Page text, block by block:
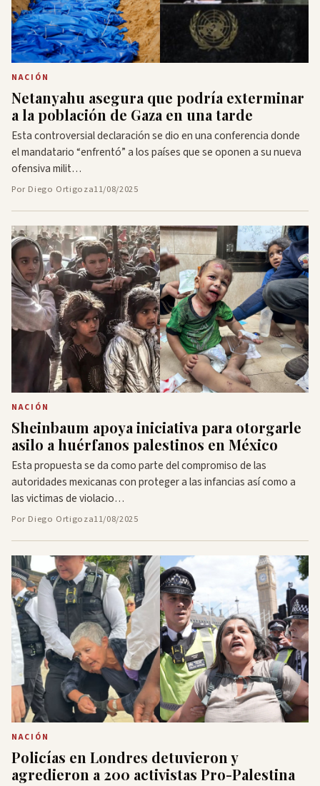
NACIÓN
Netanyahu asegura que podría exterminar
a la población de Gaza en una tarde
Esta controversial declaración se dio en una conferencia donde
el mandatario “enfrentó” a los países que se oponen a su nueva
ofensiva milit…
Por Diego Ortigoza11/08/2025
NACIÓN
Sheinbaum apoya iniciativa para otorgarle
asilo a huérfanos palestinos en México
Esta propuesta se da como parte del compromiso de las
autoridades mexicanas con proteger a las infancias así como a
las victimas de violacio…
Por Diego Ortigoza11/08/2025
NACIÓN
Policías en Londres detuvieron y
agredieron a 200 activistas Pro-Palestina